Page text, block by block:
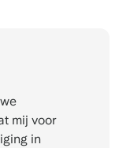
mij voor
in